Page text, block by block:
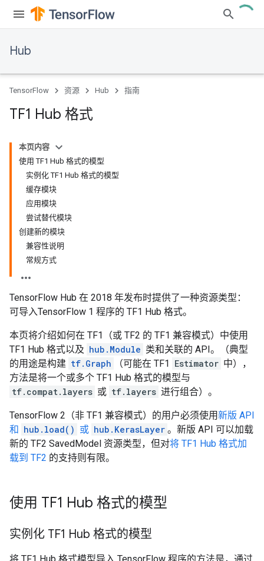
Hub
TensorFlow 资源 Hub 指南
TF1 Hub 格式
本页内容
使用 TF1 Hub 格式的模型
实例化 TF1 Hub 格式的模型
缓存模块
应用模块
尝试替代模块
创建新的模块
兼容性说明
常规方式
TensorFlow Hub 在 2018 年发布时提供了一种资源类型：
可导入TensorFlow 1 程序的 TF1 Hub 格式。
本页将介绍如何在 TF1（或 TF2 的 TF1 兼容模式）中使用
TF1 Hub 格式以及 hub.Module 类和关联的 API。（典型
的用途是构建 tf.Graph （可能在 TF1 Estimator 中），
方法是将一个或多个 TF1 Hub 格式的模型与
tf.compat.layers 或 tf.layers 进行组合）。
TensorFlow 2（非 TF1 兼容模式）的用户必须使用新版 API
和 hub.load() 或 hub.KerasLayer 。新版 API 可以加载
新的 TF2 SavedModel 资源类型，但对将 TF1 Hub 格式加
载到 TF2 的支持则有限。
使用 TF1 Hub 格式的模型
实例化 TF1 Hub 格式的模型